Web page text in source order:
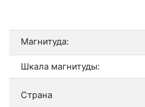
Магнитуда:
Шкала магнитуды:
Страна